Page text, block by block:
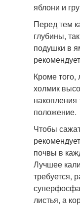
яблони и
Перед тем
глубины,
подушки в
Кроме того,
холмик
положение.
Чтобы
почвы в
Лучшее
требуется,
листья, а